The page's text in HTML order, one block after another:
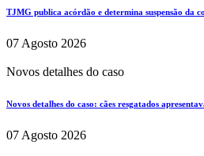
TJMG publica acórdão e determina suspensão da
07 Agosto 2026
Novos detalhes do caso
Novos detalhes do caso: cães resgatados
07 Agosto 2026